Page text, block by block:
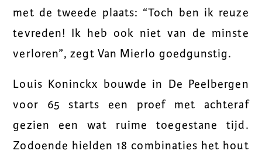
met de tweede plaats: “Toch ben ik reuze
tevreden! Ik heb ook niet van de minste
verloren”, zegt Van Mierlo goedgunstig.
Louis Koninckx bouwde in De Peelbergen
voor 65 starts een proef met achteraf
gezien een wat ruime toegestane tijd.
Zodoende hielden 18 combinaties het hout